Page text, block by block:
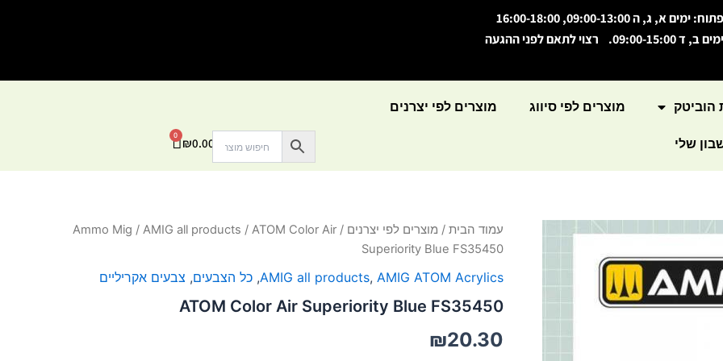
פתוח: ימים א, ג, ה 09:00-13:00, 16:00-18:00
ימים ב, ד 09:00-15:00. רצוי לתאם לפני ההגעה
הוביטק מוצרים לפי סיווג מוצרים לפי יצרנים
שלי ₪0.00
0
עגלת
עמוד הבית / מוצרים לפי יצרנים /
Ammo Mig / AMIG all products / ATOM Color Air
Superiority Blue FS35450
AMIG all products, AMIG ATOM Acrylics
, כל הצבעים, צבעים אקריליים
ATOM Color Air Superiority Blue FS35450
₪20.30
כמות
של
Color
Superiority
FS35450